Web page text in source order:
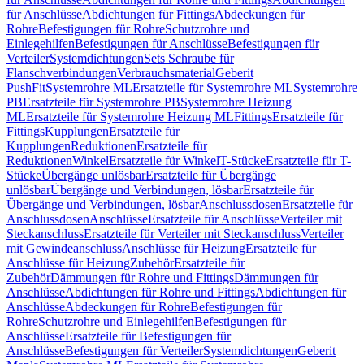
für AnschlüsseAbdichtungen für FittingsAbdeckungen für
RohreBefestigungen für RohreSchutzrohre und
EinlegehilfenBefestigungen für AnschlüsseBefestigungen für
VerteilerSystemdichtungenSets Schraube für
FlanschverbindungenVerbrauchsmaterialGeberit
PushFitSystemrohre MLErsatzteile für Systemrohre MLSystemrohre
PBErsatzteile für Systemrohre PBSystemrohre Heizung
MLErsatzteile für Systemrohre Heizung MLFittingsErsatzteile für
FittingsKupplungenErsatzteile für
KupplungenReduktionenErsatzteile für
ReduktionenWinkelErsatzteile für WinkelT-StückeErsatzteile für T-
StückeÜbergänge unlösbarErsatzteile für Übergänge
unlösbarÜbergänge und Verbindungen, lösbarErsatzteile für
Übergänge und Verbindungen, lösbarAnschlussdosenErsatzteile für
AnschlussdosenAnschlüsseErsatzteile für AnschlüsseVerteiler mit
SteckanschlussErsatzteile für Verteiler mit SteckanschlussVerteiler
mit GewindeanschlussAnschlüsse für HeizungErsatzteile für
Anschlüsse für HeizungZubehörErsatzteile für
ZubehörDämmungen für Rohre und FittingsDämmungen für
AnschlüsseAbdichtungen für Rohre und FittingsAbdichtungen für
AnschlüsseAbdeckungen für RohreBefestigungen für
RohreSchutzrohre und EinlegehilfenBefestigungen für
AnschlüsseErsatzteile für Befestigungen für
AnschlüsseBefestigungen für VerteilerSystemdichtungenGeberit